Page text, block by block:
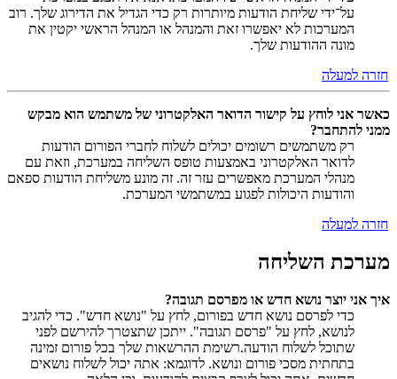
על־ידי שליחת הודעות מיותרות רק כדי הגדיל את הדירוג שלך. רוב
המערכות לא יאפשרו זאת והמנהל או המנהל הראשי יקטין את
מונה ההודעות שלך.
חזרה למעלה
כאשר אני לוחץ על קישור הדואר האלקטרוני של משתמש הוא מבקש
ממני להתחבר?
רק משתמשים רשומים יכולים לשלוח לחברי הפורום הודעות
לדואר האלקטרוני באמצעות טופס השליחה במערכת, וזאת עם
מנהלי המערכת מאפשרים עזר זה. זה מונע משליחת הודעות ספאם
והודעות היכולות לפגוע במשתמשי המערכת.
חזרה למעלה
מערכת השליחה
איך אני יוצר נושא חדש או מפרסם תגובה?
כדי לפרסם נושא חדש בפורום, לחץ על "נושא חדש". כדי להגיב
לנושא, לחץ על "פרסם תגובה". ייתכן שתצטרך להירשם לפני
שתוכל לשלוח הודעה.רשימת ההרשאות שלך בכל פורום זמינה
בתחתית מסכי פורום ונושא. לדוגמא: אתה יכול לשלוח נושאים